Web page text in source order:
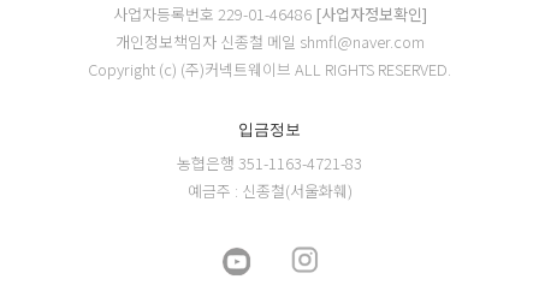
사업자등록번호 229-01-46486 [사업자정보확인]
개인정보책임자 신종철 메일 shmfl@naver.com
Copyright (c) (주)커넥트웨이브 ALL RIGHTS RESERVED.
입금정보
농협은행 351-1163-4721-83
예금주 : 신종철(서울화훼)